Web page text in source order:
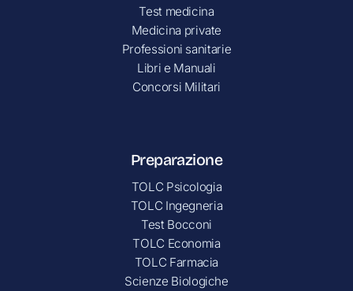
Test medicina
Medicina private
Professioni sanitarie
Libri e Manuali
Concorsi Militari
Preparazione
TOLC Psicologia
TOLC Ingegneria
Test Bocconi
TOLC Economia
TOLC Farmacia
Scienze Biologiche